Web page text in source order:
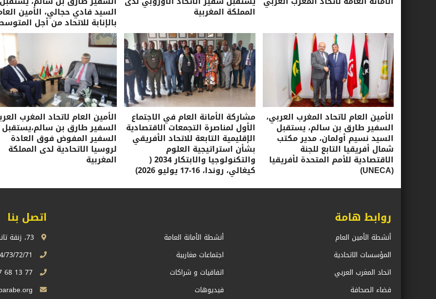
المملكة المغربية السيد فادي حجالي، الأمين
بالإنابة للاتحاد من أجل
الأمين العام لاتحاد المغرب العربي،
السفير طارق بن سالم، يستقبل
السيد نسيم أولمان، مدير مكتب
شمال أفريقيا التابع للجنة
الاقتصادية للأمم المتحدة لأفريقيا
(UNECA)
مشاركة الأمانة العام في الاجتماع
الأول لمناصرة التجمعات الاقتصادية
الإقليمية التابعة للاتحاد الأفريقي
بشأن استراتيجية العلوم
والتكنولوجيا والابتكار 2034 (
كيغالي، روندا، 16-17 يوليو 2026)
الأمين العام لاتحاد المغرب
السفير طارق بن سالم،يستقبل
السفير المفوض فوق العادة
لروسيا الاتحادية لدى المملكة
المغربية
روابط هامة
أنشطة الأمين العام
أنشطة الأمانة العامة
المؤسسات الاتحادية
اجتماعات مغاربية
اتحاد المغرب العربي
اتفاقيات و شراكات
فضاء الصحافة
فيديوهات
اتصل بنا